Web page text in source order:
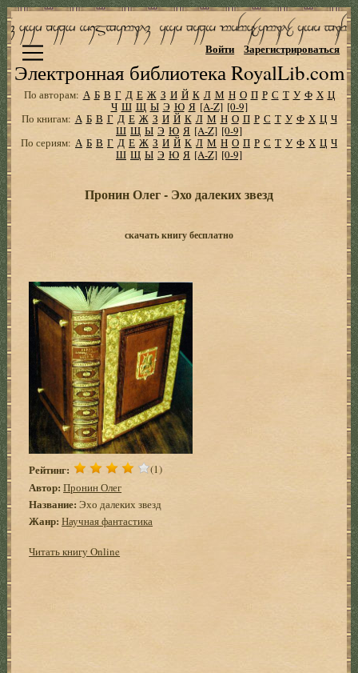
Электронная библиотека RoyalLib.com
Войти Зарегистрироваться
По авторам: А Б В Г Д Е Ж З И Й К Л М Н О П Р С Т У Ф Х Ц
Ч Ш Щ Ы Э Ю Я [A-Z] [0-9]
По книгам: А Б В Г Д Е Ж З И Й К Л М Н О П Р С Т У Ф Х Ц Ч
Ш Щ Ы Э Ю Я [A-Z] [0-9]
По сериям: А Б В Г Д Е Ж З И Й К Л М Н О П Р С Т У Ф Х Ц Ч
Ш Щ Ы Э Ю Я [A-Z] [0-9]
Пронин Олег - Эхо далеких звезд
скачать книгу бесплатно
Рейтинг: (1)
Автор: Пронин Олег
Название: Эхо далеких звезд
Жанр: Научная фантастика
Читать книгу Online